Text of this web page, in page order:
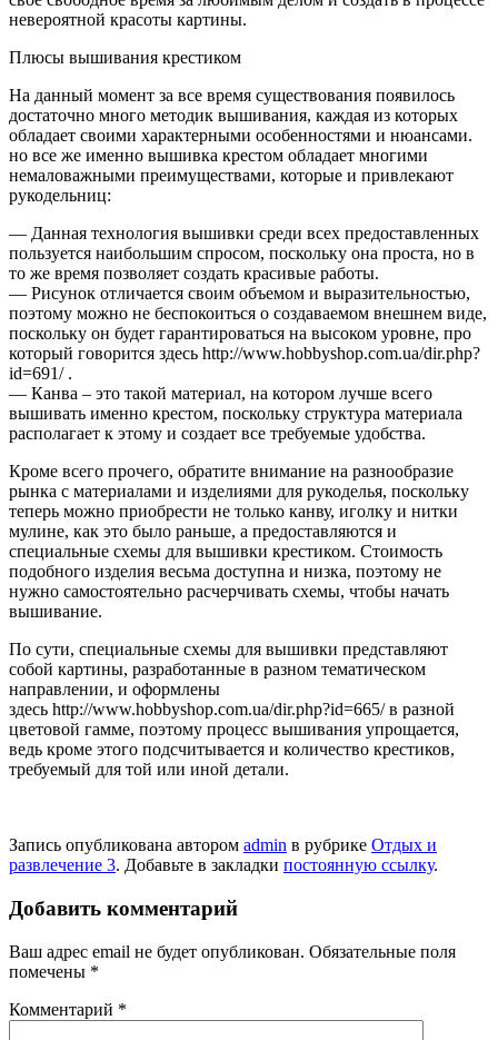
невероятной красоты картины.
Плюсы вышивания крестиком
На данный момент за все время существования появилось
достаточно много методик вышивания, каждая из которых
обладает своими характерными особенностями и нюансами.
но все же именно вышивка крестом обладает многими
немаловажными преимуществами, которые и привлекают
рукодельниц:
— Данная технология вышивки среди всех предоставленных
пользуется наибольшим спросом, поскольку она проста, но в
то же время позволяет создать красивые работы.
— Рисунок отличается своим объемом и выразительностью,
поэтому можно не беспокоиться о создаваемом внешнем виде,
поскольку он будет гарантироваться на высоком уровне, про
который говорится здесь http://www.hobbyshop.com.ua/dir.php?
id=691/ .
— Канва – это такой материал, на котором лучше всего
вышивать именно крестом, поскольку структура материала
располагает к этому и создает все требуемые удобства.
Кроме всего прочего, обратите внимание на разнообразие
рынка с материалами и изделиями для рукоделья, поскольку
теперь можно приобрести не только канву, иголку и нитки
мулине, как это было раньше, а предоставляются и
специальные схемы для вышивки крестиком. Стоимость
подобного изделия весьма доступна и низка, поэтому не
нужно самостоятельно расчерчивать схемы, чтобы начать
вышивание.
По сути, специальные схемы для вышивки представляют
собой картины, разработанные в разном тематическом
направлении, и оформлены
здесь http://www.hobbyshop.com.ua/dir.php?id=665/ в разной
цветовой гамме, поэтому процесс вышивания упрощается,
ведь кроме этого подсчитывается и количество крестиков,
требуемый для той или иной детали.
Запись опубликована автором admin в рубрике Отдых и
развлечение 3. Добавьте в закладки постоянную ссылку.
Добавить комментарий
Ваш адрес email не будет опубликован. Обязательные поля
помечены *
Комментарий *